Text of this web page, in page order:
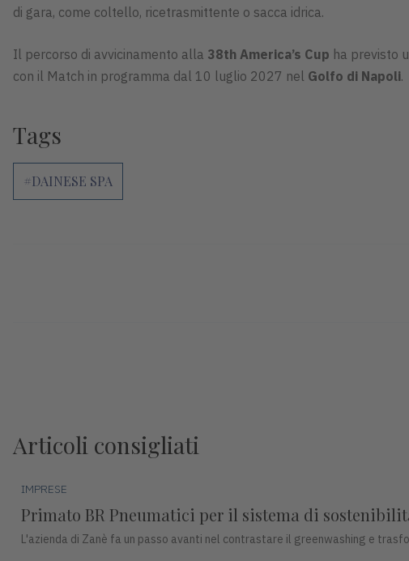
di gara, come coltello, ricetrasmittente o sacca idrica.
Il percorso di avvicinamento alla 38th America’s Cup ha previsto
con il Match in programma dal 10 luglio 2027 nel Golfo di Napoli.
Tags
#DAINESE SPA
Articoli consigliati
IMPRESE
Primato BR Pneumatici per il sistema di
L'azienda di Zanè fa un passo avanti nel contrastare il greenwashing e